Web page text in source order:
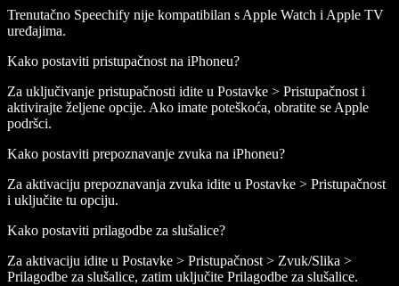
Trenutačno Speechify nije kompatibilan s Apple Watch i Apple TV
uređajima.
Kako postaviti pristupačnost na iPhoneu?
Za uključivanje pristupačnosti idite u Postavke > Pristupačnost i
aktivirajte željene opcije. Ako imate poteškoća, obratite se Apple
podršci.
Kako postaviti prepoznavanje zvuka na iPhoneu?
Za aktivaciju prepoznavanja zvuka idite u Postavke > Pristupačnost
i uključite tu opciju.
Kako postaviti prilagodbe za slušalice?
Za aktivaciju idite u Postavke > Pristupačnost > Zvuk/Slika >
Prilagodbe za slušalice, zatim uključite Prilagodbe za slušalice.